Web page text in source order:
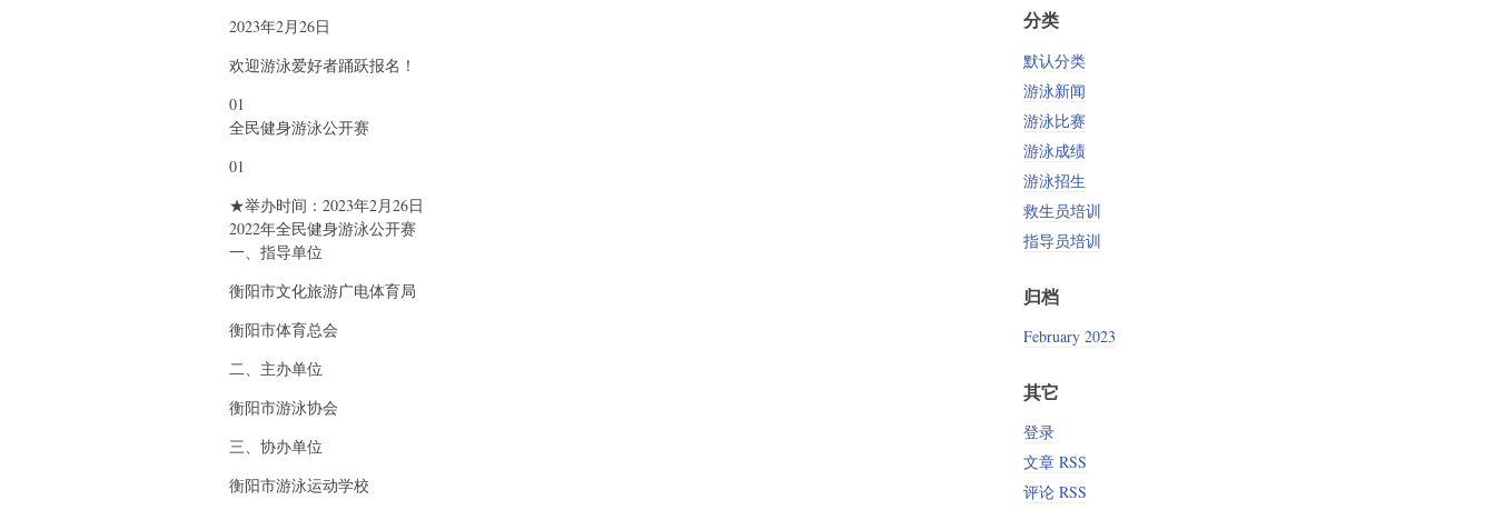
2023年2月26日
欢迎游泳爱好者踊跃报名！
01
全民健身游泳公开赛
01
★举办时间：2023年2月26日
2022年全民健身游泳公开赛
一、指导单位
衡阳市文化旅游广电体育局
衡阳市体育总会
二、主办单位
衡阳市游泳协会
三、协办单位
衡阳市游泳运动学校
分类
默认分类
游泳新闻
游泳比赛
游泳成绩
游泳招生
救生员培训
指导员培训
归档
February 2023
其它
登录
文章 RSS
评论 RSS